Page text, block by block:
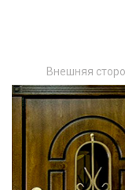
Внешняя